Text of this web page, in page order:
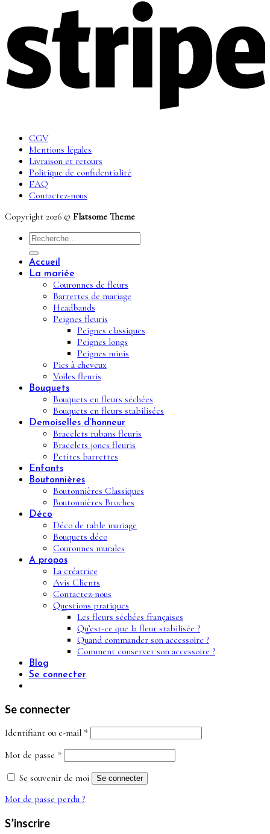
CGV
Mentions légales
Livraison et retours
Politique de confidentialité
FAQ
Contactez-nous
Copyright 2026 © Flatsome Theme
Recherche
pour :
Accueil
La mariée
Couronnes de fleurs
Barrettes de mariage
Headbands
Peignes fleuris
Peignes classiques
Peignes longs
Peignes minis
Pics à cheveux
Voiles fleuris
Bouquets
Bouquets en fleurs séchées
Bouquets en fleurs stabilisées
Demoiselles d’honneur
Bracelets rubans fleuris
Bracelets joncs fleuris
Petites barrettes
Enfants
Boutonnières
Boutonnières Classiques
Boutonnières Broches
Déco
Déco de table mariage
Bouquets déco
Couronnes murales
A propos
La créatrice
Avis Clients
Contactez-nous
Questions pratiques
Les fleurs séchées françaises
Qu’est-ce que la fleur stabilisée ?
Quand commander son accessoire ?
Comment conserver son accessoire ?
Blog
Se connecter
Se connecter
Identifiant ou e-mail *Obligatoire
Mot de passe *Obligatoire
Se souvenir de moi Se connecter
Mot de passe perdu ?
S’inscrire